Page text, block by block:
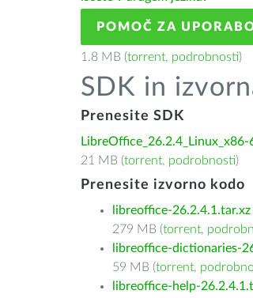
POMOČ ZA
1.8 MB (torrent, podrobnosti)
SDK in
Prenesite SDK
LibreOffice_26.2.4_Linux_x86-
21 MB (torrent, podrobnosti)
Prenesite izvorno kodo
libreoffice-26.2.4.1.tar.xz
279 MB (torrent,
libreoffice-dictionaries-
59 MB (torrent,
libreoffice-help-